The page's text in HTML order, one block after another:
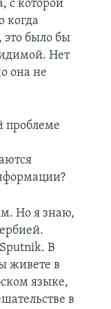
с которой
когда
это было бы
Нет
она не
проблеме
Но я знаю,
В
живете в
языке,
в